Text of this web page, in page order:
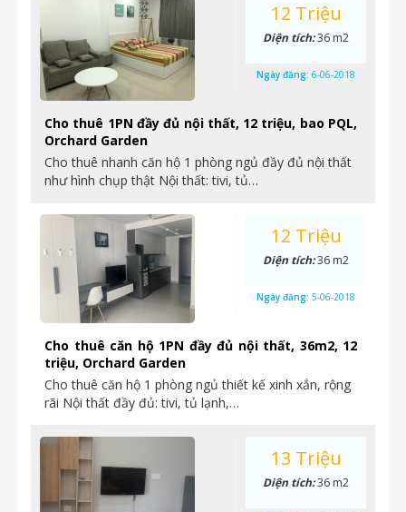
Cho thuê 1PN đầy đủ nội thất, 12 triệu, bao PQL,
Orchard Garden
Cho thuê nhanh căn hộ 1 phòng ngủ đầy đủ nội thất
như hình chụp thật Nội thất: tivi, tủ…
12 Triệu
Diện tích:36 m2
Ngày đăng: 6-06-2018
Cho thuê căn hộ 1PN đầy đủ nội thất, 36m2, 12
triệu, Orchard Garden
Cho thuê căn hộ 1 phòng ngủ thiết kế xinh xắn, rộng
rãi Nội thất đầy đủ: tivi, tủ lạnh,…
12 Triệu
Diện tích:36 m2
Ngày đăng: 5-06-2018
13 Triệu
Diện tích:36 m2